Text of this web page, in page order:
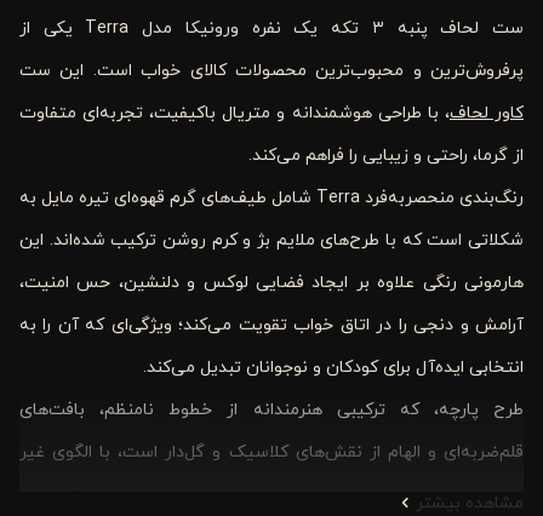
ست لحاف پنبه ۳ تکه یک نفره ورونیکا مدل Terra یکی از
پرفروش‌ترین و محبوب‌ترین محصولات کالای خواب است. این ست
کاور لحاف، با طراحی هوشمندانه و متریال باکیفیت، تجربه‌ای متفاوت
از گرما، راحتی و زیبایی را فراهم می‌کند.
رنگ‌بندی منحصربه‌فرد Terra شامل طیف‌های گرم قهوه‌ای تیره مایل به
شکلاتی است که با طرح‌های ملایم بژ و کرم روشن ترکیب شده‌اند. این
هارمونی رنگی علاوه بر ایجاد فضایی لوکس و دلنشین، حس امنیت،
آرامش و دنجی را در اتاق خواب تقویت می‌کند؛ ویژگی‌ای که آن را به
انتخابی ایده‌آل برای کودکان و نوجوانان تبدیل می‌کند.
طرح پارچه، که ترکیبی هنرمندانه از خطوط نامنظم، بافت‌های
قلم‌ضربه‌ای و الهام از نقش‌های کلاسیک و گل‌دار است، با الگوی غیر
متقارن و مدرن خود، چشم هر بیننده‌ای را به خود خیره می‌کند. این
مشاهده بیشتر